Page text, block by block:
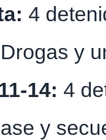
4
y
14: 4
y